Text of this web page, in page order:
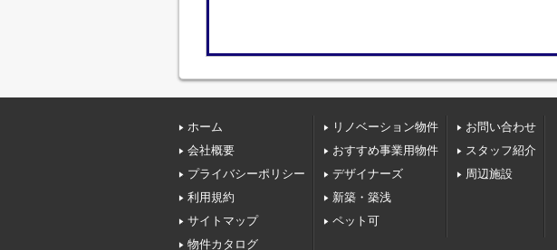
ホーム
会社概要
プライバシーポリシー
利用規約
サイトマップ
物件カタログ
リノベーション物件
おすすめ事業用物件
デザイナーズ
新築・築浅
ペット可
お問い合わせ
スタッフ紹介
周辺施設